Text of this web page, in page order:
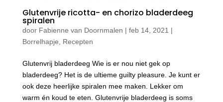
Glutenvrije ricotta- en chorizo bladerdeeg
spiralen
door Fabienne van Doornmalen | feb 14, 2021 |
Borrelhapje
Recepten
Glutenvrij bladerdeeg Wie is er nou niet gek op
bladerdeeg? Het is de ultieme guilty pleasure. Je kunt er
ook deze heerlijke spiralen mee maken. Lekker om
warm én koud te eten. Glutenvrije bladerdeeg is soms